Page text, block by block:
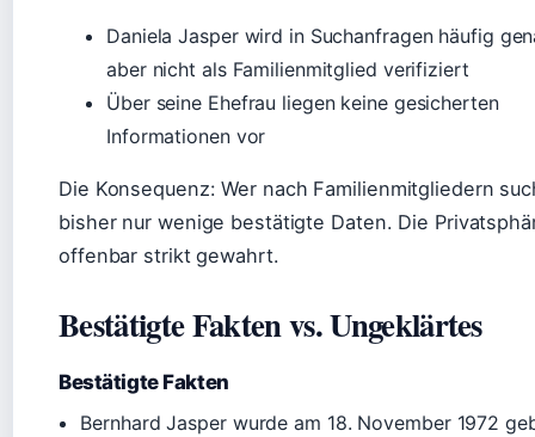
Daniela Jasper wird in Suchanfragen häufig
aber nicht als Familienmitglied verifiziert
Über seine Ehefrau liegen keine gesicherten
Informationen vor
Die Konsequenz: Wer nach Familienmitgliedern
bisher nur wenige bestätigte Daten. Die
offenbar strikt gewahrt.
Bestätigte Fakten vs. Ungeklärtes
Bestätigte Fakten
Bernhard Jasper wurde am 18. November 1972